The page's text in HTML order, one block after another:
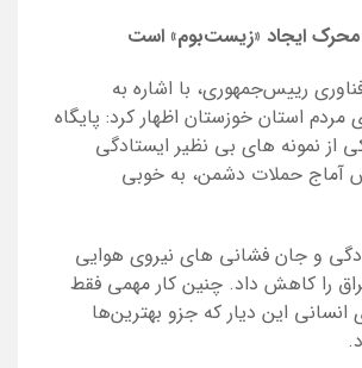
محرک ایجاد «زیست‌بوم» است
رییس‌جمهوری، با اشاره به
مردم استان خوزستان اظهار کرد: پایگاه
از نمونه های بی نظیر ایستادگی
آماج حملات دشمن، به خوبی
و جان فشانی های نیروی هوایی
را کاهش داد. چنین کار مهمی فقط
انسانی این دیار که جزو بهترین‌ها